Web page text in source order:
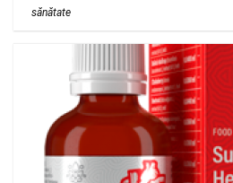
sănătate